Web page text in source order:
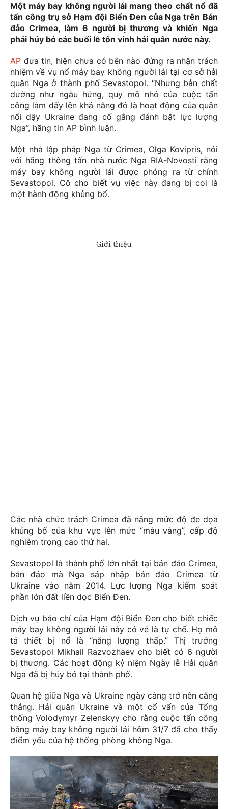
Một máy bay không người lái mang theo chất nổ đã
tấn công trụ sở Hạm đội Biển Đen của Nga trên Bán
đảo Crimea, làm 6 người bị thương và khiến Nga
phải hủy bỏ các buổi lễ tôn vinh hải quân nước này.
AP đưa tin, hiện chưa có bên nào đứng ra nhận trách
nhiệm về vụ nổ máy bay không người lái tại cơ sở hải
quân Nga ở thành phố Sevastopol. “Nhưng bản chất
dường như ngẫu hứng, quy mô nhỏ của cuộc tấn
công làm dấy lên khả năng đó là hoạt động của quân
nổi dậy Ukraine đang cố gắng đánh bật lực lượng
Nga”, hãng tin AP bình luận.
Một nhà lập pháp Nga từ Crimea, Olga Kovipris, nói
với hãng thông tấn nhà nước Nga RIA-Novosti rằng
máy bay không người lái được phóng ra từ chính
Sevastopol. Cô cho biết vụ việc này đang bị coi là
một hành động khủng bố.
Các nhà chức trách Crimea đã nâng mức độ đe dọa
khủng bố của khu vực lên mức “màu vàng”, cấp độ
nghiêm trọng cao thứ hai.
Sevastopol là thành phố lớn nhất tại bán đảo Crimea,
bán đảo mà Nga sáp nhập bán đảo Crimea từ
Ukraine vào năm 2014. Lực lượng Nga kiểm soát
phần lớn đất liền dọc Biển Đen.
Dịch vụ báo chí của Hạm đội Biển Đen cho biết chiếc
máy bay không người lái này có vẻ là tự chế. Họ mô
tả thiết bị nổ là “năng lượng thấp.” Thị trưởng
Sevastopol Mikhail Razvozhaev cho biết có 6 người
bị thương. Các hoạt động kỷ niệm Ngày lễ Hải quân
Nga đã bị hủy bỏ tại thành phố.
Quan hệ giữa Nga và Ukraine ngày càng trở nên căng
thẳng. Hải quân Ukraine và một cố vấn của Tổng
thống Volodymyr Zelenskyy cho rằng cuộc tấn công
bằng máy bay không người lái hôm 31/7 đã cho thấy
điểm yếu của hệ thống phòng không Nga.